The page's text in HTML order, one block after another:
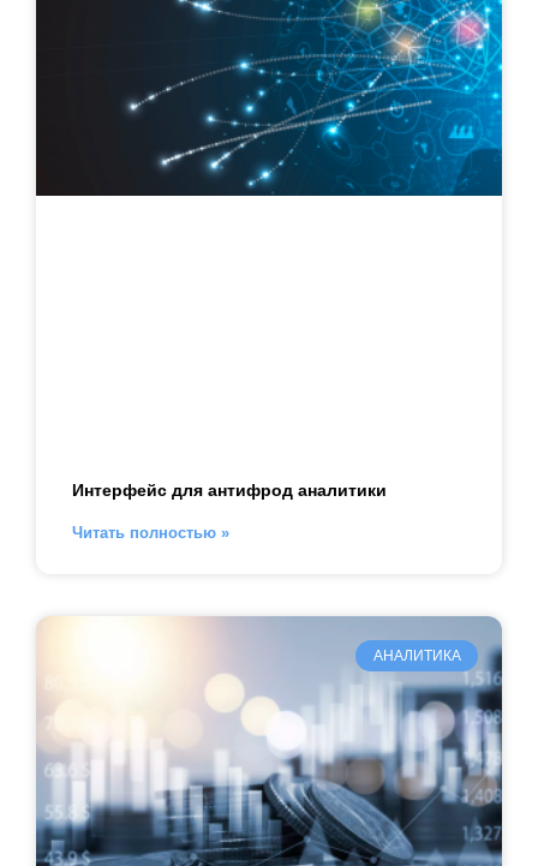
Интерфейс для антифрод аналитики
Читать полностью »
АНАЛИТИКА